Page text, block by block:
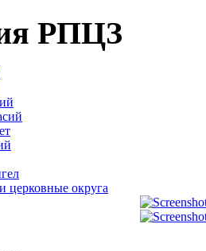
РПЦЗ
церковные округа